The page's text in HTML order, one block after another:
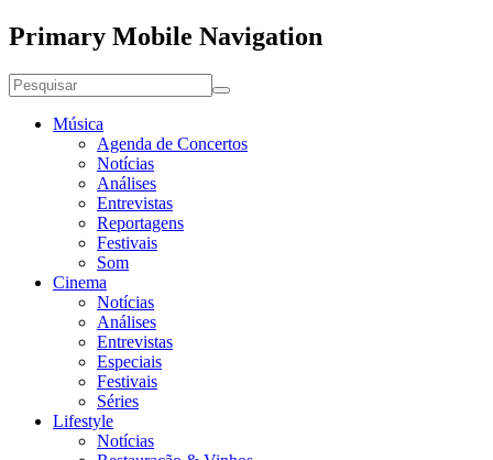
Primary Mobile Navigation
Música
Agenda de Concertos
Notícias
Análises
Entrevistas
Reportagens
Festivais
Som
Cinema
Notícias
Análises
Entrevistas
Especiais
Festivais
Séries
Lifestyle
Notícias